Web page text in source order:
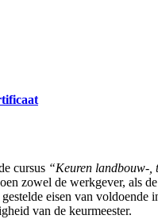
cursus “Keuren landbouw-,
zowel de werkgever, als
eisen van voldoende
van de keurmeester.